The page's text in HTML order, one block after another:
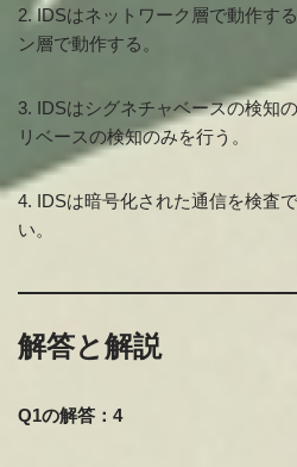
2. IDSはネットワーク層で動作す
ン層で動作する。
3. IDSはシグネチャベースの検知
リベースの検知のみを行う。
4. IDSは暗号化された通信を検査
い。
解答と解説
Q1の解答：4